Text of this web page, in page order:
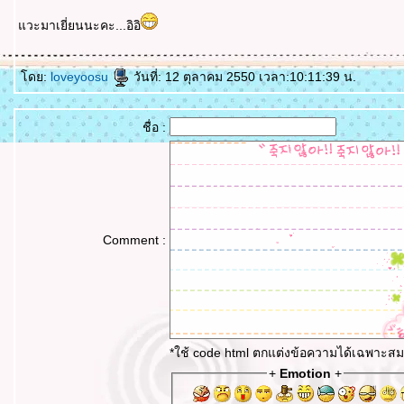
วะมาเยี่ยนนะคะ...อิอิ
ดย: loveyoosu วันที่: 12 ตุลาคม 2550 เวลา:10:11:39 น.
ชื่อ :
Comment :
*ใช้ code html ตกแต่งข้อความได้เฉพาะส
+ Emotion +